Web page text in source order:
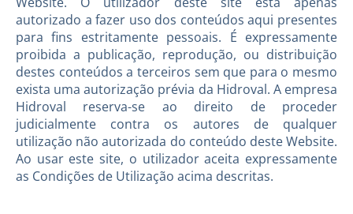
autorizado a fazer uso dos conteúdos aqui presentes
para fins estritamente pessoais. É expressamente
proibida a publicação, reprodução, ou distribuição
destes conteúdos a terceiros sem que para o mesmo
exista uma autorização prévia da Hidroval. A empresa
Hidroval reserva-se ao direito de proceder
judicialmente contra os autores de qualquer
utilização não autorizada do conteúdo deste Website.
Ao usar este site, o utilizador aceita expressamente
as Condições de Utilização acima descritas.